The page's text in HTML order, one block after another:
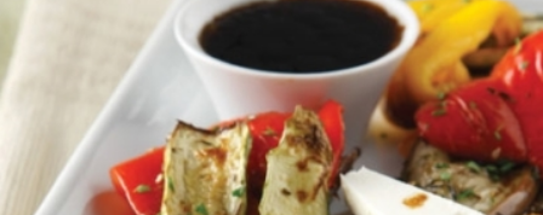
ΑΛΜΥΡΑ ΛΑΧΑΝΙΚΑ
Ψητά λαχανικά στο φούρνο
Πεντανόστιμη σαλάτα με ψητά λαχανικά, μανούρι και
σως βαλσάμικο.